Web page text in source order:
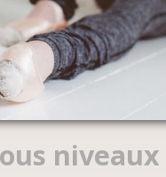
niveaux